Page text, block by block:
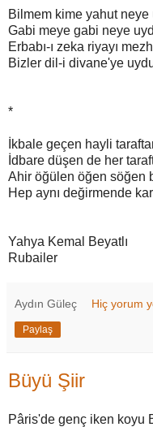
Bilmem kime yahut neye
Gabi meye gabi neye
Erbabı-ı zeka riyayı
Bizler dil-i divane'ye
*
İkbale geçen hayli
İdbare düşen de her
Ahir öğülen öğen söğen
Hep aynı değirmende
Yahya Kemal Beyatlı
Rubailer
Aydın Güleç Hiç yorum
Paylaş
Büyü Şiir
Pâris'de genç iken koyu